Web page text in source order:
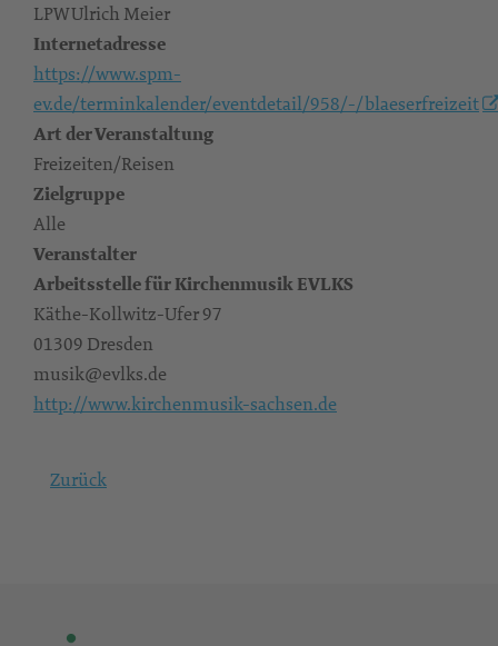
LPW Ulrich Meier
Internetadresse
https://www.spm-
ev.de/terminkalender/eventdetail/958/-/blaeserfreizeit
Art der Veranstaltung
Freizeiten/Reisen
Zielgruppe
Alle
Veranstalter
Arbeitsstelle für Kirchenmusik EVLKS
Käthe-Kollwitz-Ufer 97
01309 Dresden
musik@evlks.de
http://www.kirchenmusik-sachsen.de
Zurück